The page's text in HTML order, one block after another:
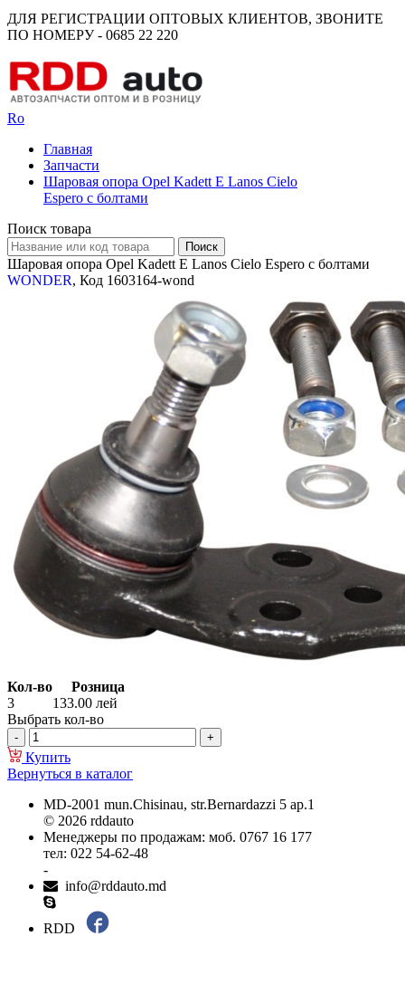
ДЛЯ РЕГИСТРАЦИИ ОПТОВЫХ КЛИЕНТОВ, ЗВОНИТЕ
ПО НОМЕРУ - 0685 22 220
Ro
Главная
Запчасти
Шаровая опора Opel Kadett E Lanos Cielo
Espero с болтами
Поиск товара
Шаровая опора Opel Kadett E Lanos Cielo Espero с болтами
WONDER, Код 1603164-wond
Кол-во
Розница
3
133.00 лей
Выбрать кол-во
Купить
Вернуться в каталог
MD-2001 mun.Chisinau, str.Bernardazzi 5 ap.1
© 2026 rddauto
Менеджеры по продажам: моб. 0767 16 177
тел: 022 54-62-48
-
info@rddauto.md
RDD